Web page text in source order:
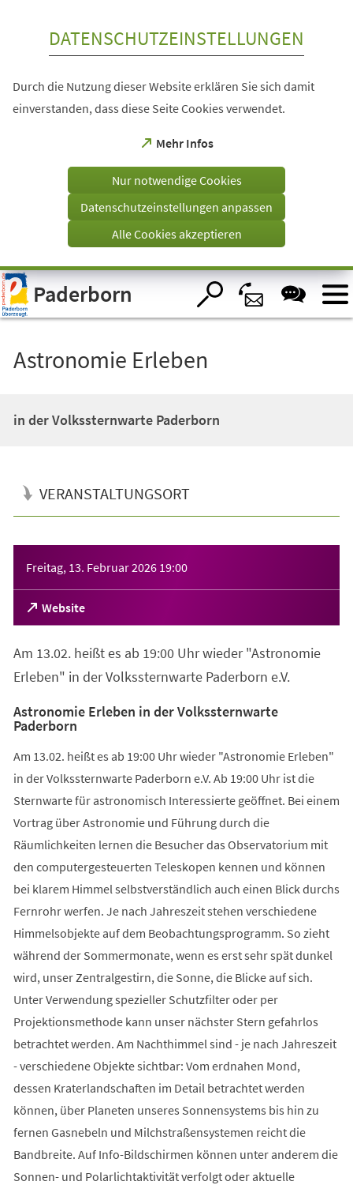
Visuelle
Assistenzsoftware
öffnen.
DATENSCHUTZEINSTELLUNGEN
Durch die Nutzung dieser Website erklären Sie sich damit
einverstanden, dass diese Seite Cookies verwendet.
Mehr Infos
(Öffnet
einem
Tab)
Nur notwendige Cookies
Datenschutzeinstellungen anpassen
Alle Cookies akzeptieren
Paderborn
Astronomie Erleben
in der Volkssternwarte Paderborn
VERANSTALTUNGSORT
Freitag, 13. Februar 2026 19:00
Website
(Öffnet
in
neuen
Tab)
Am 13.02. heißt es ab 19:00 Uhr wieder "Astronomie
Erleben" in der Volkssternwarte Paderborn e.V.
Astronomie Erleben in der Volkssternwarte
Paderborn
Am 13.02. heißt es ab 19:00 Uhr wieder "Astronomie Erleben"
in der Volkssternwarte Paderborn e.V. Ab 19:00 Uhr ist die
Sternwarte für astronomisch Interessierte geöffnet. Bei einem
Vortrag über Astronomie und Führung durch die
Räumlichkeiten lernen die Besucher das Observatorium mit
den computergesteuerten Teleskopen kennen und können
bei klarem Himmel selbstverständlich auch einen Blick durchs
Fernrohr werfen. Je nach Jahreszeit stehen verschiedene
Himmelsobjekte auf dem Beobachtungsprogramm. So zieht
während der Sommermonate, wenn es erst sehr spät dunkel
wird, unser Zentralgestirn, die Sonne, die Blicke auf sich.
Unter Verwendung spezieller Schutzfilter oder per
Projektionsmethode kann unser nächster Stern gefahrlos
betrachtet werden. Am Nachthimmel sind - je nach Jahreszeit
- verschiedene Objekte sichtbar: Vom erdnahen Mond,
dessen Kraterlandschaften im Detail betrachtet werden
können, über Planeten unseres Sonnensystems bis hin zu
fernen Gasnebeln und Milchstraßensystemen reicht die
Bandbreite. Auf Info-Bildschirmen können unter anderem die
Sonnen- und Polarlichtaktivität verfolgt oder aktuelle